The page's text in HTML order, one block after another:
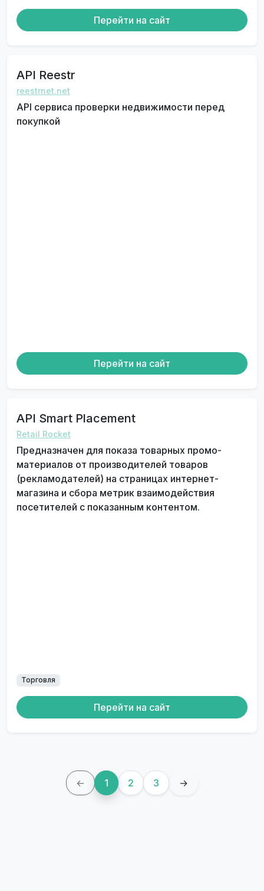
Перейти на сайт
API Reestr
reestrnet.net
API сервиса проверки недвижимости перед
покупкой
Перейти на сайт
API Smart Placement
Retail Rocket
Предназначен для показа товарных промо-
материалов от производителей товаров
(рекламодателей) на страницах интернет-
магазина и сбора метрик взаимодействия
посетителей с показанным контентом.
Торговля
Перейти на сайт
← 1 2 3 →